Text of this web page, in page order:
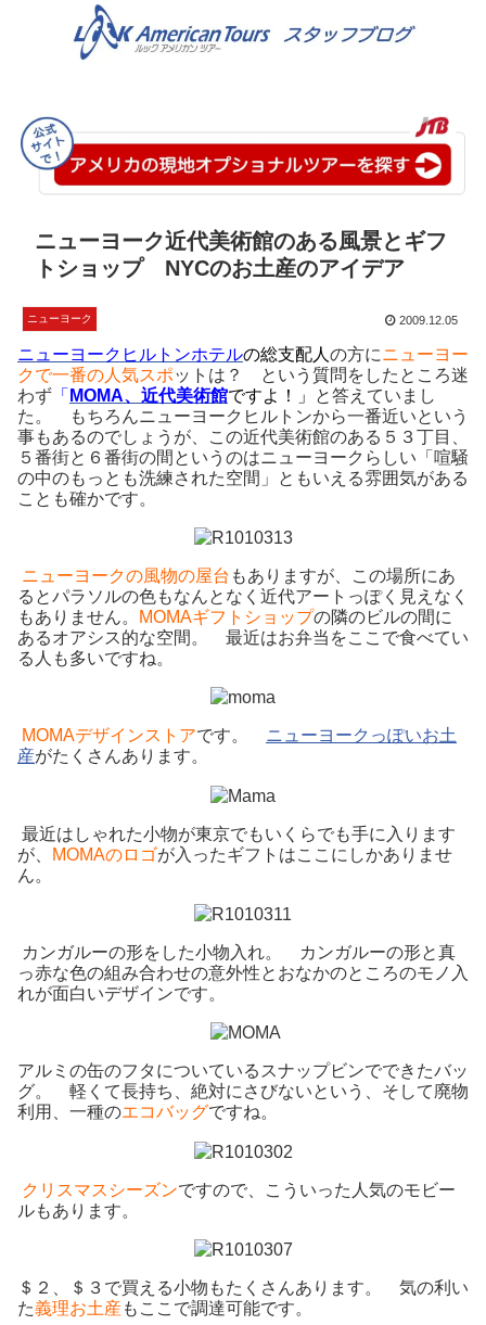
ニューヨーク近代美術館のある風景とギフ
トショップ NYCのお土産のアイデア
ニューヨーク 2009.12.05
ニューヨークヒルトンホテルの総支配人 の方にニューヨー
クで一番の人気スポットは？ という質問をしたところ迷
わず 「 MOMA、近代美術館ですよ！」
と答えていまし
た。 もちろんニューヨークヒルトンから一番近いという
事もあるのでしょうが、この近代美術館のある５３丁目、
５番街と６番街の間というのはニューヨークらしい「喧騒
の中のもっとも洗練された空間」ともいえる雰囲気がある
ことも確かです。
ニューヨークの風物の屋台 もありますが、この場所にあ
るとパラソルの色もなんとなく近代アートっぽく見えなく
もありません。
MOMAギフトショップの隣のビルの間に
あるオアシス的な空間。 最近はお弁当をここで食べてい
る人も多いですね。
MOMAデザインストアです。 ニューヨークっぽいお土
産がたくさんあります。
最近はしゃれた小物が東京でもいくらでも手に入ります
が、
MOMAのロゴが入ったギフトはここにしかありませ
ん。
カンガルーの形をした小物入れ。 カンガルーの形と真
っ赤な色の組み合わせの意外性とおなかのところのモノ入
れが面白いデザインです。
アルミの缶のフタについているスナップビンでできたバッ
グ。 軽くて長持ち、絶対にさびないという、そして廃物
利用、一種のエコバッグですね。
クリスマスシーズンですので、こういった人気のモビー
ルもあります。
＄２、＄３で買える小物もたくさんあります。 気の利い
た義理お土産もここで調達可能です。